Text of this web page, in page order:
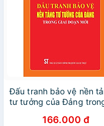
Đấu tranh bảo vệ nền
tư tưởng của Đảng
166.000 đ